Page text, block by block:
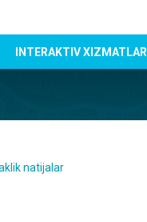
INTERAKTIV XIZMATLAR
natijalar